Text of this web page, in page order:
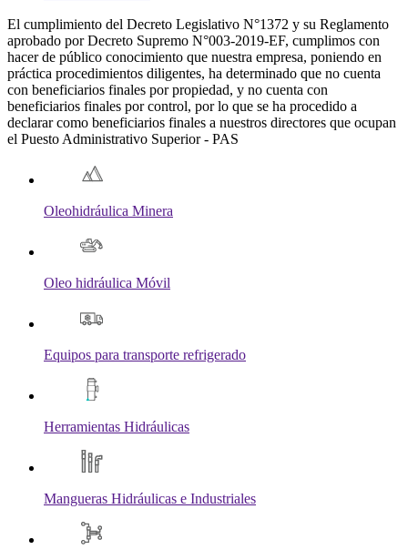
El cumplimiento del Decreto Legislativo N°1372 y su Reglamento
aprobado por Decreto Supremo N°003-2019-EF, cumplimos con
hacer de público conocimiento que nuestra empresa, poniendo en
práctica procedimientos diligentes, ha determinado que no cuenta
con beneficiarios finales por propiedad, y no cuenta con
beneficiarios finales por control, por lo que se ha procedido a
declarar como beneficiarios finales a nuestros directores que ocupan
el Puesto Administrativo Superior - PAS
Oleohidráulica Minera
Oleo hidráulica Móvil
Equipos para transporte refrigerado
Herramientas Hidráulicas
Mangueras Hidráulicas e Industriales